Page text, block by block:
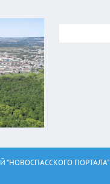
"НОВОСПАССКОГО ПОРТАЛА"